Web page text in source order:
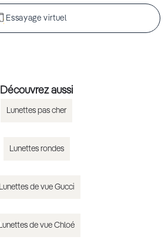
Essayage virtuel
Découvrez aussi
Lunettes pas cher
Lunettes rondes
Lunettes de vue Gucci
Lunettes de vue Chloé